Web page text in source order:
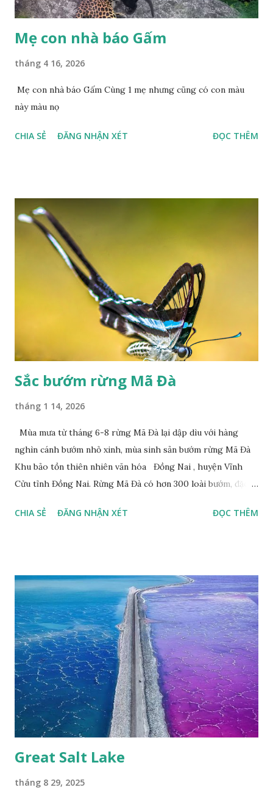
Mẹ con nhà báo Gấm
tháng 4 16, 2026
Mẹ con nhà báo Gấm Cùng 1 mẹ nhưng cũng có con màu
này màu nọ
CHIA SẺ ĐĂNG NHẬN XÉT ĐỌC THÊM
Sắc bướm rừng Mã Đà
tháng 1 14, 2026
Mùa mưa từ tháng 6-8 rừng Mã Đà lại dập dìu với hàng
nghìn cánh bướm nhỏ xinh, mùa sinh sản bướm rừng Mã Đà
Khu bảo tồn thiên nhiên văn hóa Đồng Nai , huyện Vĩnh
Cửu tỉnh Đồng Nai. Rừng Mã Đà có hơn 300 loài bướm, đặc
đuôi trắng (Lamproptera curius) đặc trưng là cái đuôi dài
Happy Việt Nam 2024 Vietnam.vn
CHIA SẺ ĐĂNG NHẬN XÉT ĐỌC THÊM
Great Salt Lake
tháng 8 29, 2025